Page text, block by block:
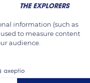
information (such as
to measure content
audience.